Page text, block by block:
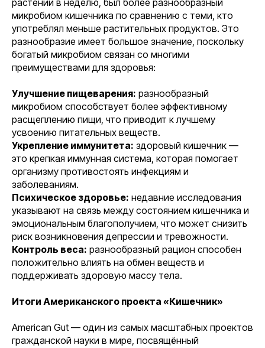
растений в неделю, был более разнообразный
микробиом кишечника по сравнению с теми, кто
употреблял меньше растительных продуктов. Это
разнообразие имеет большое значение, поскольку
богатый микробиом связан со многими
преимуществами для здоровья:
Улучшение пищеварения: разнообразный
микробиом способствует более эффективному
расщеплению пищи, что приводит к лучшему
усвоению питательных веществ.
Укрепление иммунитета: здоровый кишечник —
это крепкая иммунная система, которая помогает
организму противостоять инфекциям и
заболеваниям.
Психическое здоровье: недавние исследования
указывают на связь между состоянием кишечника и
эмоциональным благополучием, что может снизить
риск возникновения депрессии и тревожности.
Контроль веса: разнообразный рацион способен
положительно влиять на обмен веществ и
поддерживать здоровую массу тела.
Итоги Американского проекта «Кишечник»
American Gut — один из самых масштабных проектов
гражданской науки в мире, посвящённый